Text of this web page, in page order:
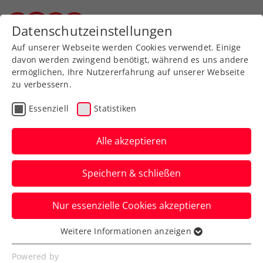
Zurück zur Newsübersicht
Billie Jean King Cup
Billie Jean King Cup:
Österreich – Lettland
jetzt im Livestream
Das zweite Gruppenspiel der ÖTV-Damen
in der Europa/Afrika-Gruppe I in Vilnius
gibt es live auf ÖTV TV.
Verfasst von: Manuel Wachta, 09.04.2025
Datenschutzeinstellungen
Auf unserer Webseite werden Cookies verwendet. Einige
davon werden zwingend benötigt, während es uns andere
ermöglichen, Ihre Nutzererfahrung auf unserer Webseite
zu verbessern.
Essenziell Statistiken
Alle akzeptieren
Speichern & schließen
Nur essenzielle Cookies akzeptieren
Essenziell
Essenzielle Cookies werden für grundlegende
Weitere Informationen anzeigen
Powered by